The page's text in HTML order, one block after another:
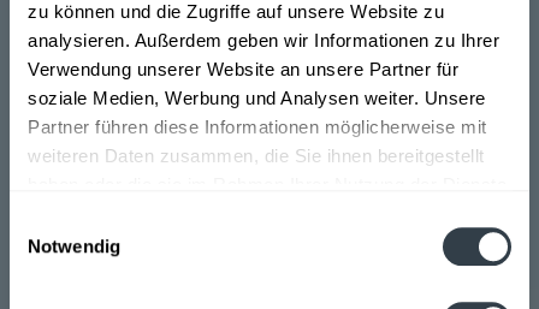
zu können und die Zugriffe auf unsere Website zu
analysieren. Außerdem geben wir Informationen zu Ihrer
Verwendung unserer Website an unsere Partner für
soziale Medien, Werbung und Analysen weiter. Unsere
Partner führen diese Informationen möglicherweise mit
weiteren Daten zusammen, die Sie ihnen bereitgestellt
Notwendig
Samson